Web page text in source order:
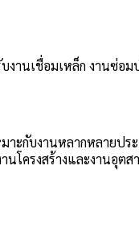
านเชื่อมเหล็ก งานซ่
ะกับงานหลากหลายป
โครงสร้างและงานอุตส